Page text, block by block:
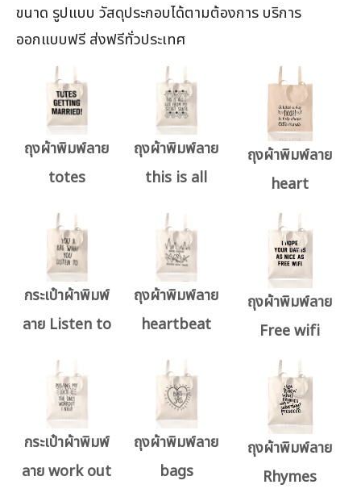
ขนาด รูปแบบ วัสดุประกอบได้ตามต้องการ บริการ
ออกแบบฟรี ส่งฟรีทั่วประเทศ
ถุงผ้าพิมพ์ลาย
totes
ถุงผ้าพิมพ์ลาย
this is all
ถุงผ้าพิมพ์ลาย
heart
กระเป๋าผ้าพิมพ์
ลาย Listen to
ถุงผ้าพิมพ์ลาย
heartbeat
ถุงผ้าพิมพ์ลาย
Free wifi
กระเป๋าผ้าพิมพ์
ลาย work out
ถุงผ้าพิมพ์ลาย
bags
ถุงผ้าพิมพ์ลาย
Rhymes